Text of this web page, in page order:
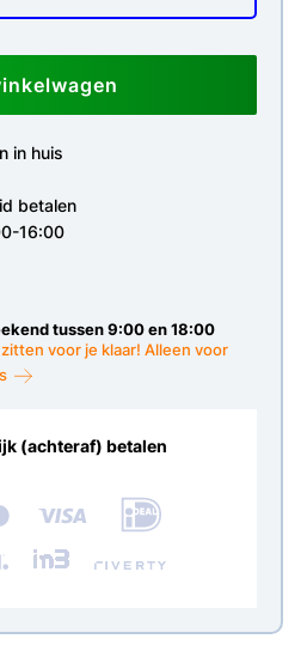
in huis
betalen
16:00
tussen 9:00 en 18:00
voor je klaar! Alleen voor
(achteraf) betalen